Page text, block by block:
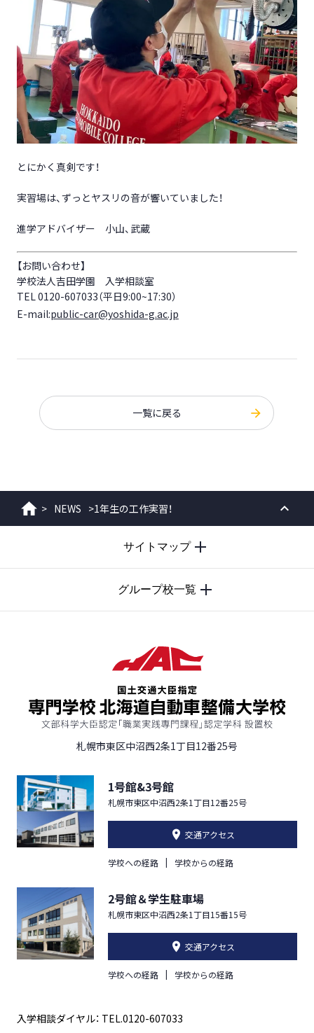
とにかく真剣です！
実習場は、ずっとヤスリの音が響いていました！
進学アドバイザー 小山、武蔵
【お問い合わせ】
学校法人吉田学園 入学相談室
TEL 0120-607033（平日9:00~17:30）
E-mail:public-car@yoshida-g.ac.jp
一覧に戻る
ホーム
> NEWS >1年生の工作実習！
PAGE
サイトマップ
グループ校一覧
札幌市東区中沼西2条1丁目12番25号
1号館&3号館
札幌市東区中沼西2条1丁目12番25号
交通アクセス
学校への経路 学校からの経路
2号館＆学生駐車場
札幌市東区中沼西2条1丁目15番15号
交通アクセス
学校への経路 学校からの経路
入学相談ダイヤル： TEL.0120-607033